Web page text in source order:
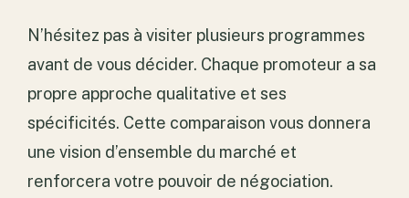
N’hésitez pas à visiter plusieurs programmes
avant de vous décider. Chaque promoteur a sa
propre approche qualitative et ses
spécificités. Cette comparaison vous donnera
une vision d’ensemble du marché et
renforcera votre pouvoir de négociation.